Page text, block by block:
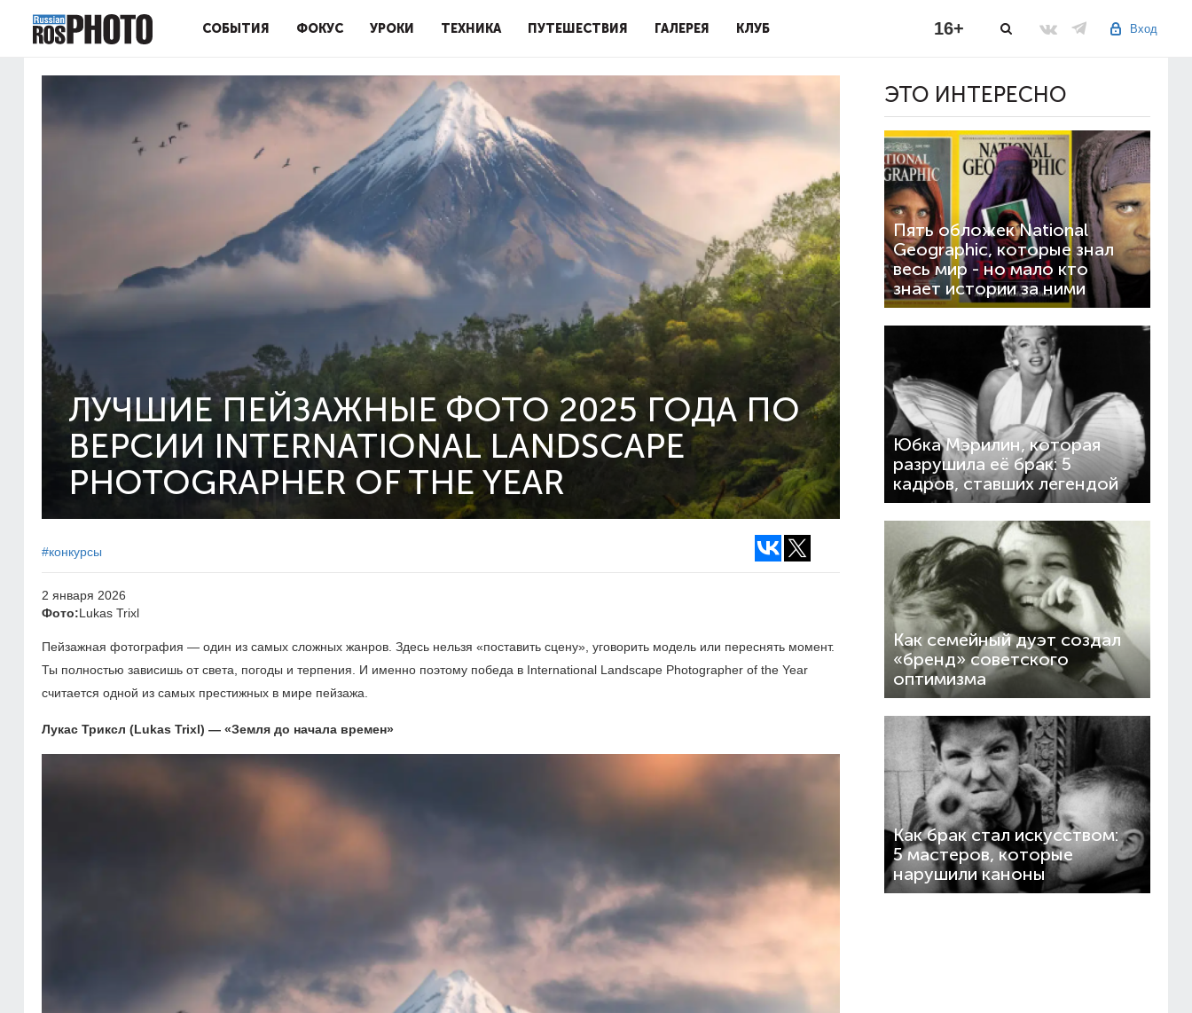
СОБЫТИЯ ФОКУС УРОКИ ТЕХНИКА ПУТЕШЕСТВИЯ ГАЛЕРЕЯ КЛУБ Вход
16+
ЛУЧШИЕ ПЕЙЗАЖНЫЕ ФОТО 2025 ГОДА ПО
ВЕРСИИ INTERNATIONAL LANDSCAPE
PHOTOGRAPHER OF THE YEAR
#конкурсы
2 января 2026
Фото:Lukas Trixl
Пейзажная фотография — один из самых сложных жанров. Здесь нельзя «поставить сцену», уговорить модель или переснять момент.
Ты полностью зависишь от света, погоды и терпения. И именно поэтому победа в International Landscape Photographer of the Year
считается одной из самых престижных в мире пейзажа.
Лукас Триксл (Lukas Trixl) — «Земля до начала времен»
ЭТО ИНТЕРЕСНО
Пять обложек National
Geographic, которые знал
весь мир - но мало кто
знает истории за ними
Юбка Мэрилин, которая
разрушила её брак: 5
кадров, ставших легендой
Как семейный дуэт создал
«бренд» советского
оптимизма
Как брак стал искусством:
5 мастеров, которые
нарушили каноны